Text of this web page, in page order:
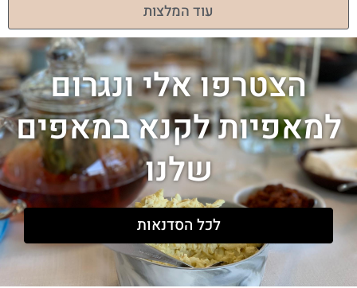
עוד המלצות
הצטרפו אלי ונגרום
למאפיות לקנא במאפים
שלנו
לכל הסדנאות